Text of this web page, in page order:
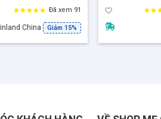
Đã xem 91
China Giảm 15%